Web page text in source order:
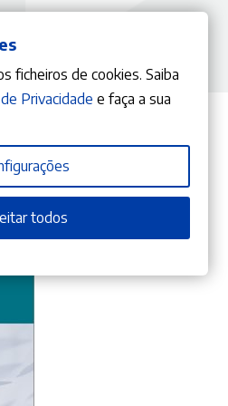
ficheiros de cookies. Saiba
Privacidade e faça a sua
todos